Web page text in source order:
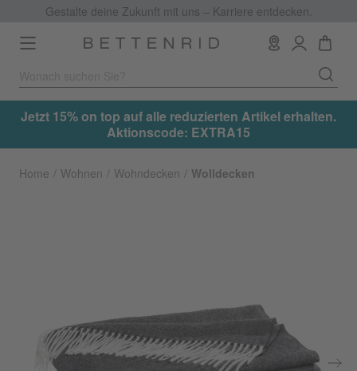
Gestalte deine Zukunft mit uns – Karriere entdecken.
Toggle
navigation
Jetzt 15% on top auf alle reduzierten Artikel erhalten.
Aktionscode: EXTRA15
Home Wohnen Wohndecken Wolldecken